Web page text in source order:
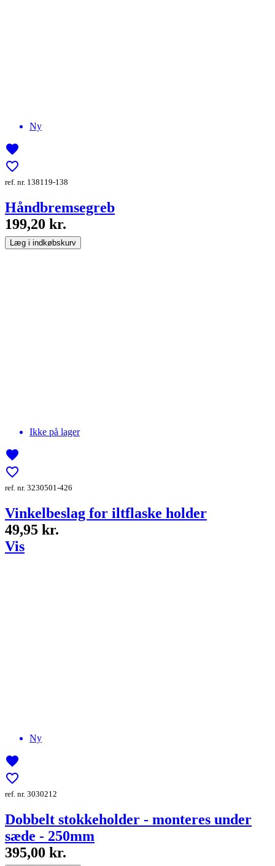
Ny
favorite
favorite_border
ref. nr. 138119-138
Håndbremsegreb
199,20 kr.
Læg i indkøbskurv
Ikke på lager
favorite
favorite_border
ref. nr. 3230501-426
Vinkelbeslag for iltflaske holder
49,95 kr.
Vis
Ny
favorite
favorite_border
ref. nr. 3030212
Dobbelt stokkeholder - monteres under
sæde - 250mm
395,00 kr.